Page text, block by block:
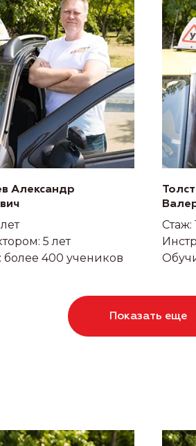
Александр
5 лет
более 400 учеников
Стаж:
Показать еще